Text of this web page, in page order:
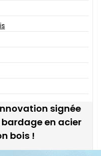
signée
en acier
bois !